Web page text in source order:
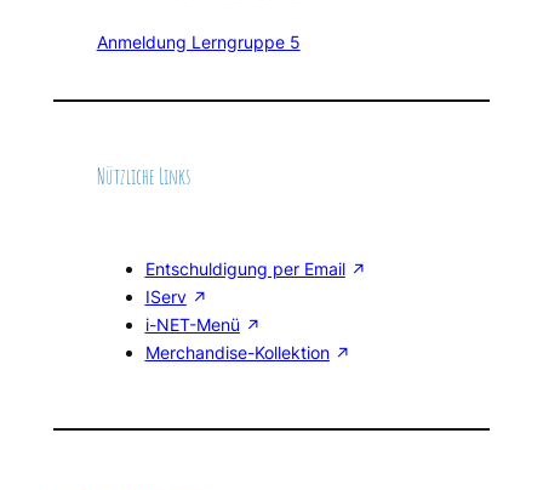
Anmeldung Lerngruppe 5
Nützliche Links
Entschuldigung per Email
IServ
i-NET-Menü
Merchandise-Kollektion